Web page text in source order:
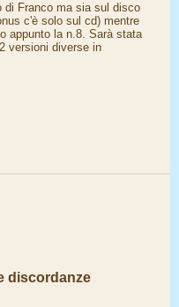
di Franco ma sia sul disco
c'è solo sul cd) mentre
appunto la n.8. Sarà stata
versioni diverse in
discordanze